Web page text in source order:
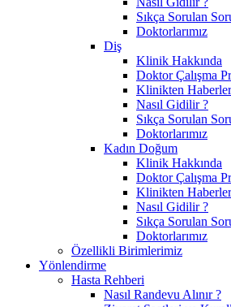
Sıkça Sorulan
Doktorlarımız
Diş
Klinik Hakkında
Doktor Çalışma
Klinikten Haberler
Nasıl Gidilir ?
Sıkça Sorulan
Doktorlarımız
Kadın Doğum
Klinik Hakkında
Doktor Çalışma
Klinikten Haberler
Nasıl Gidilir ?
Sıkça Sorulan
Doktorlarımız
Özellikli Birimlerimiz
Yönlendirme
Hasta Rehberi
Nasıl Randevu Alınır ?